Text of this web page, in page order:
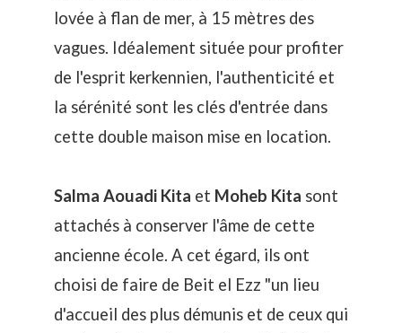
lovée à flan de mer, à 15 mètres des
vagues. Idéalement située pour profiter
de l'esprit kerkennien, l'authenticité et
la sérénité sont les clés d'entrée dans
cette double maison mise en location.
Salma Aouadi Kita et Moheb Kita sont
attachés à conserver l'âme de cette
ancienne école. A cet égard, ils ont
choisi de faire de Beit el Ezz "un lieu
d'accueil des plus démunis et de ceux qui